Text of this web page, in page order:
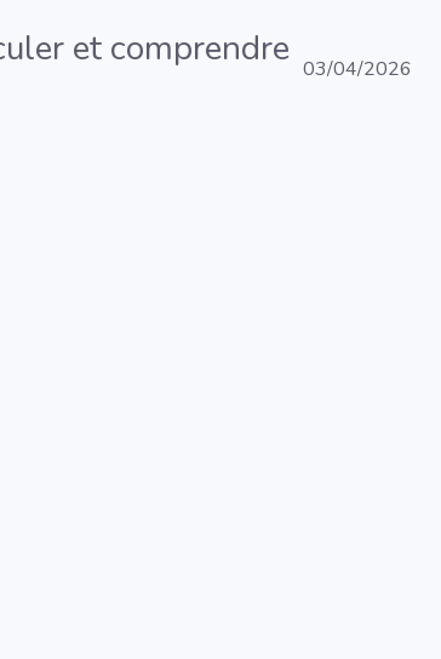
et comprendre 03/04/2026